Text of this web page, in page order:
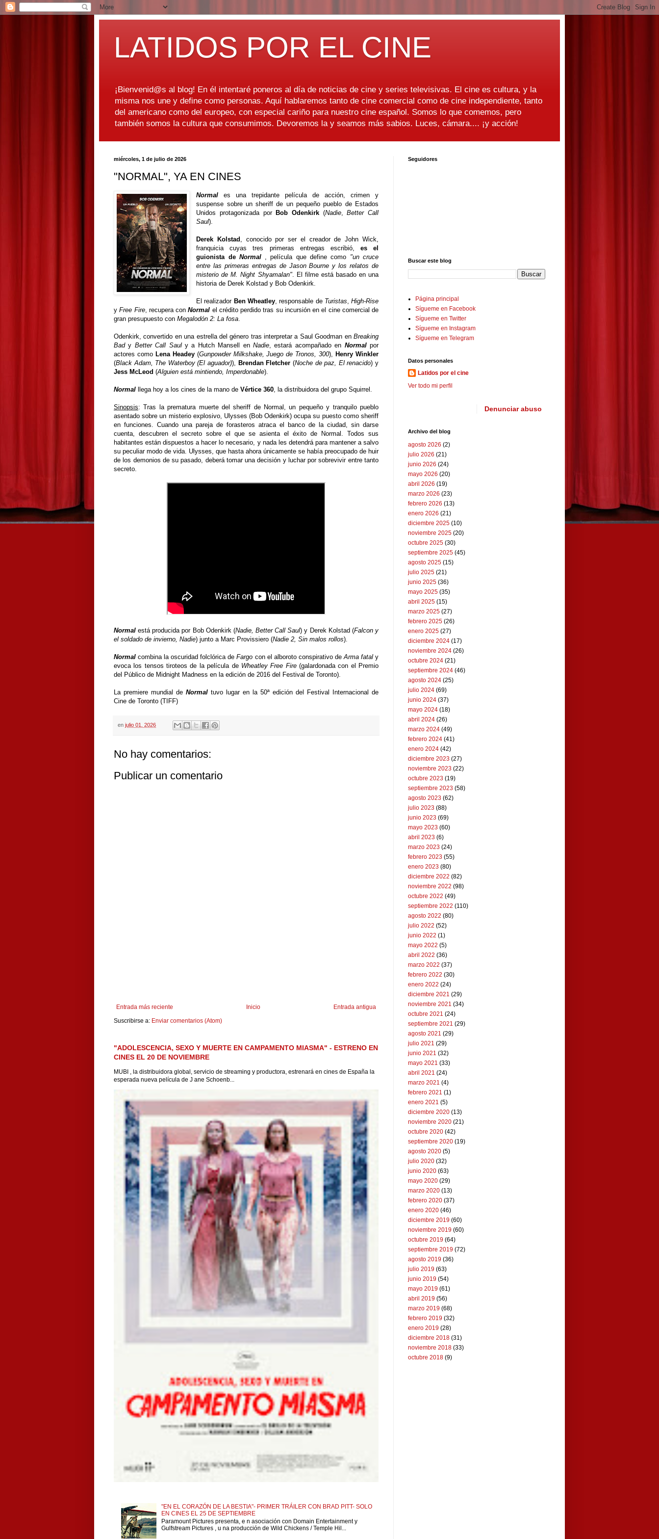
LATIDOS POR EL CINE
¡Bienvenid@s al blog! En él intentaré poneros al día de noticias de cine y series televisivas. El cine es cultura, y la
misma nos une y define como personas. Aquí hablaremos tanto de cine comercial como de cine independiente, tanto
del americano como del europeo, con especial cariño para nuestro cine español. Somos lo que comemos, pero
también somos la cultura que consumimos. Devoremos la y seamos más sabios. Luces, cámara.... ¡y acción!
miércoles, 1 de julio de 2026
"NORMAL", YA EN CINES
Normales una trepidante película de acción, crimen y
suspense sobre un sheriff de un pequeño pueblo de Estados
Unidos protagonizada por Bob Odenkirk(Nadie,Better Call
Saul).
Derek Kolstad , conocido por ser el creador de John Wick,
franquicia cuyas tres primeras entregas escribió, es el
guionista de Normal , película que define como "un cruce
entre las primeras entregas de Jason Bourne y los relatos de
misterio de M. Night Shyamalan". El filme está basado en una
historia de Derek Kolstad y Bob Odenkirk.
El realizador Ben Wheatley, responsable de Turistas,High-Rise
yFree Fire, recupera conNormal el crédito perdido tras su incursión en el cine comercial de
gran presupuesto con Megalodón 2: La fosa.
Odenkirk, convertido en una estrella del género tras interpretar a Saul Goodman en Breaking
Bady Better Call Sauly a Hutch Mansell enNadie, estará acompañado en Normalpor
actores como Lena Headey(Gunpowder Milkshake, Juego de Tronos, 300), Henry Winkler
(Black Adam, The Waterboy (El aguador)), Brendan Fletcher (Noche de paz, El renacido) y
Jess McLeod (Alguien está mintiendo, Imperdonable).
Normal llega hoy a los cines de la mano de Vértice 360, la distribuidora del grupo Squirrel.
Sinopsis:Tras la prematura muerte del sheriff de Normal, un pequeño y tranquilo pueblo
asentado sobre un misterio explosivo, Ulysses (Bob Odenkirk) ocupa su puesto como sheriff
en funciones. Cuando una pareja de forasteros atraca el banco de la ciudad, sin darse
cuenta, descubren el secreto sobre el que se asienta el éxito de Normal. Todos sus
habitantes están dispuestos a hacer lo necesario, y nada les detendrá para mantener a salvo
su peculiar modo de vida. Ulysses, que hasta ahora únicamente se había preocupado de huir
de los demonios de su pasado, deberá tomar una decisión y luchar por sobrevivir entre tanto
secreto.
Normalestá producida por Bob Odenkirk (Nadie, Better Call Saul) y Derek Kolstad (Falcon y
el soldado de invierno, Nadie) junto a Marc Provissiero (Nadie 2, Sin malos rollos).
Normalcombina la oscuridad folclórica deFargo con el alboroto conspirativo deArma fataly
evoca los tensos tiroteos de la película de Wheatley Free Fire(galardonada con el Premio
del Público de Midnight Madness en la edición de 2016 del Festival de Toronto).
La premiere mundial de Normal tuvo lugar en la 50ª edición del Festival Internacional de
Cine de Toronto (TIFF)
en julio 01, 2026
No hay comentarios:
Publicar un comentario
Entrada más reciente Entrada antigua
Inicio
Suscribirse a: Enviar comentarios (Atom)
"ADOLESCENCIA, SEXO Y MUERTE EN CAMPAMENTO MIASMA" - ESTRENO EN
CINES EL 20 DE NOVIEMBRE
MUBI , la distribuidora global, servicio de streaming y productora, estrenará en cines de España la
esperada nueva película de J ane Schoenb...
"EN EL CORAZÓN DE LA BESTIA"- PRIMER TRÁILER CON BRAD PITT- SOLO
EN CINES EL 25 DE SEPTIEMBRE
Paramount Pictures presenta, e n asociación con Domain Entertainment y
Gulfstream Pictures , u na producción de Wild Chickens / Temple Hil...
Seguidores
Buscar este blog
Página principal
Sígueme en Facebook
Sígueme en Twitter
Sígueme en Instagram
Sígueme en Telegram
Datos personales
Latidos por el cine
Ver todo mi perfil
Denunciar abuso
Archivo del blog
agosto 2026 (2)
julio 2026 (21)
junio 2026 (24)
mayo 2026 (20)
abril 2026 (19)
marzo 2026 (23)
febrero 2026 (13)
enero 2026 (21)
diciembre 2025 (10)
noviembre 2025 (20)
octubre 2025 (30)
septiembre 2025 (45)
agosto 2025 (15)
julio 2025 (21)
junio 2025 (36)
mayo 2025 (35)
abril 2025 (15)
marzo 2025 (27)
febrero 2025 (26)
enero 2025 (27)
diciembre 2024 (17)
noviembre 2024 (26)
octubre 2024 (21)
septiembre 2024 (46)
agosto 2024 (25)
julio 2024 (69)
junio 2024 (37)
mayo 2024 (18)
abril 2024 (26)
marzo 2024 (49)
febrero 2024 (41)
enero 2024 (42)
diciembre 2023 (27)
noviembre 2023 (22)
octubre 2023 (19)
septiembre 2023 (58)
agosto 2023 (62)
julio 2023 (88)
junio 2023 (69)
mayo 2023 (60)
abril 2023 (6)
marzo 2023 (24)
febrero 2023 (55)
enero 2023 (80)
diciembre 2022 (82)
noviembre 2022 (98)
octubre 2022 (49)
septiembre 2022 (110)
agosto 2022 (80)
julio 2022 (52)
junio 2022 (1)
mayo 2022 (5)
abril 2022 (36)
marzo 2022 (37)
febrero 2022 (30)
enero 2022 (24)
diciembre 2021 (29)
noviembre 2021 (34)
octubre 2021 (24)
septiembre 2021 (29)
agosto 2021 (29)
julio 2021 (29)
junio 2021 (32)
mayo 2021 (33)
abril 2021 (24)
marzo 2021 (4)
febrero 2021 (1)
enero 2021 (5)
diciembre 2020 (13)
noviembre 2020 (21)
octubre 2020 (42)
septiembre 2020 (19)
agosto 2020 (5)
julio 2020 (32)
junio 2020 (63)
mayo 2020 (29)
marzo 2020 (13)
febrero 2020 (37)
enero 2020 (46)
diciembre 2019 (60)
noviembre 2019 (60)
octubre 2019 (64)
septiembre 2019 (72)
agosto 2019 (36)
julio 2019 (63)
junio 2019 (54)
mayo 2019 (61)
abril 2019 (56)
marzo 2019 (68)
febrero 2019 (32)
enero 2019 (28)
diciembre 2018 (31)
noviembre 2018 (33)
octubre 2018 (9)